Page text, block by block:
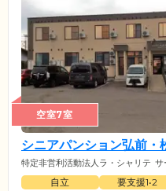
空室7室
シニアパンション弘前・
特定非営利活動法人ラ・シャリテ サ
自立 要支援1•2